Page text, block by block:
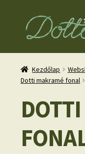
Ugrás
Kilépés
Kezdőlap
Dotti makramé fonal